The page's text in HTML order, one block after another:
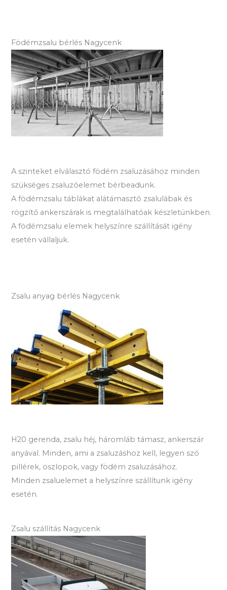
Födémzsalu bérlés Nagycenk
A szinteket elválasztó födém zsaluzásához minden
szükséges zsaluzóelemet bérbeadunk.
A födémzsalu táblákat alátámasztó zsalulábak és
rögzítő ankerszárak is megtalálhatóak készletünkben.
A födémzsalu elemek helyszínre szállítását igény
esetén vállaljuk.
Zsalu anyag bérlés Nagycenk
H20 gerenda, zsalu héj, háromláb támasz, ankerszár
anyával. Minden, ami a zsaluzáshoz kell, legyen szó
pillérek, oszlopok, vagy födém zsaluzásához.
Minden zsaluelemet a helyszínre szállítunk igény
esetén.
Zsalu szállítás Nagycenk